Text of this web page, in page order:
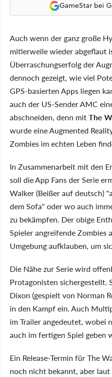
GameStar bei
Auch wenn der ganz große
mitlerweile wieder abgeflaut
Überraschungserfolg der
dennoch gezeigt, wie viel
GPS-basierten Apps liegen
auch der US-Sender AMC
abschneiden, denn mitThe
wurde eine Augmented
Zombies im echten Leben
In Zusammenarbeit mit den
soll die App Fans der Serie
Walker (Beißer auf deutsch)
dem Sofa" oder wo auch
zu bekämpfen. Der obige
Spieler angreifende
Umgebung aufklauben, um
Die Nähe zur Serie wird
Protagonisten sichergestellt.
Dixon (gespielt von Norman
in den Kampf ein. Auch
im Trailer angedeutet, wobei
auch im fertigen Spiel geben
Ein Release-Termin für The
noch nicht bekannt, aber